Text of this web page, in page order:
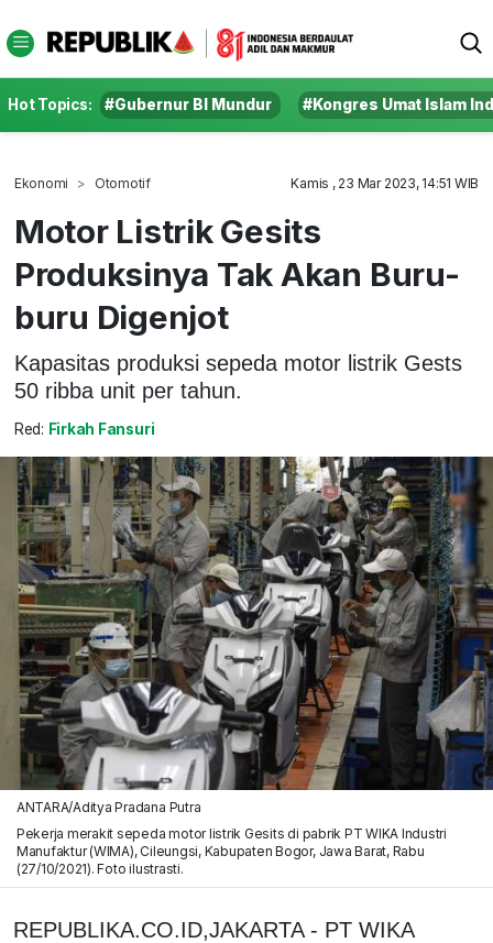
Hot Topics: #Gubernur BI Mundur #Kongres Umat Islam
Ekonomi Otomotif Kamis , 23 Mar 2023, 14:51 WIB
Motor Listrik Gesits
Produksinya Tak Akan Buru-
buru Digenjot
Kapasitas produksi sepeda motor listrik Gests
50 ribba unit per tahun.
Red: Firkah Fansuri
ANTARA/Aditya Pradana Putra
Pekerja merakit sepeda motor listrik Gesits di pabrik PT WIKA Industri
Manufaktur (WIMA), Cileungsi, Kabupaten Bogor, Jawa Barat, Rabu
(27/10/2021). Foto ilustrasti.
REPUBLIKA.CO.ID,JAKARTA - PT WIKA